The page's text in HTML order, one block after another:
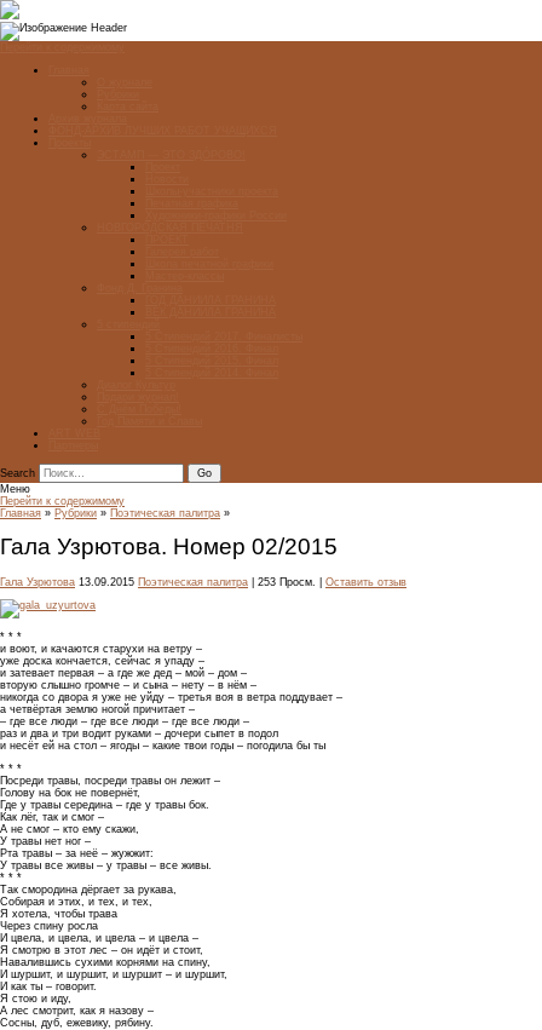
Search
Меню
Перейти к содержимому
Главная » Рубрики » Поэтическая палитра »
Гала Узрютова. Номер 02/2015
Гала Узрютова 13.09.2015 Поэтическая палитра | 253 Просм. | Оставить отзыв
* * *
и воют, и качаются старухи на ветру –
уже доска кончается, сейчас я упаду –
и затевает первая – а где же дед – мой – дом –
вторую слышно громче – и сына – нету – в нём –
никогда со двора я уже не уйду – третья воя в ветра поддувает –
а четвёртая землю ногой причитает –
– где все люди – где все люди – где все люди –
раз и два и три водит руками – дочери сыпет в подол
и несёт ей на стол – ягоды – какие твои годы – погодила бы ты
* * *
Посреди травы, посреди травы он лежит –
Голову на бок не повернёт,
Где у травы середина – где у травы бок.
Как лёг, так и смог –
А не смог – кто ему скажи,
У травы нет ног –
Рта травы – за неё – жужжит:
У травы все живы – у травы – все живы.
* * *
Так смородина дёргает за рукава,
Собирая и этих, и тех, и тех,
Я хотела, чтобы трава
Через спину росла
И цвела, и цвела, и цвела – и цвела –
Я смотрю в этот лес – он идёт и стоит,
Навалившись сухими корнями на спину,
И шуршит, и шуршит, и шуршит – и шуршит,
И как ты – говорит.
Я стою и иду,
А лес смотрит, как я назову –
Сосны, дуб, ежевику, рябину.